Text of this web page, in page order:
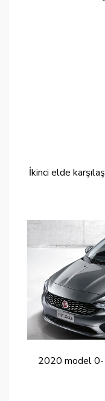
İkinci elde
2020 model 0-